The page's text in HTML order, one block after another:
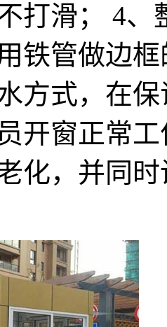
打滑； 4
铁管做边
方式，在
开窗正常
化，并同